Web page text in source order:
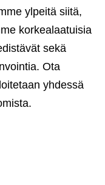
ylpeitä siitä,
korkealaatuisia
sekä
Ota
yhdessä